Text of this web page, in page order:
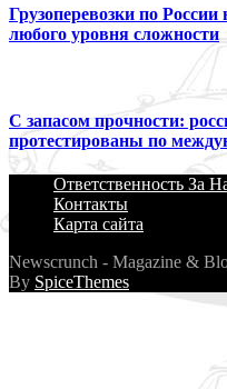
Грузоперевозки по
любого уровня сложности
С запасом прочности:
протестированы по
Ответственность За
Контакты
Карта сайта
Newscrunch - Magazine &
By SpiceThemes